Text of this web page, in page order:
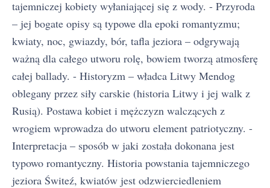
tajemniczej kobiety wyłaniającej się z wody. - Przyroda
– jej bogate opisy są typowe dla epoki romantyzmu;
kwiaty, noc, gwiazdy, bór, tafla jeziora – odgrywają
ważną dla całego utworu rolę, bowiem tworzą atmosferę
całej ballady. - Historyzm – władca Litwy Mendog
oblegany przez siły carskie (historia Litwy i jej walk z
Rusią). Postawa kobiet i mężczyzn walczących z
wrogiem wprowadza do utworu element patriotyczny. -
Interpretacja – sposób w jaki została dokonana jest
typowo romantyczny. Historia powstania tajemniczego
jeziora Świteź, kwiatów jest odzwierciedleniem